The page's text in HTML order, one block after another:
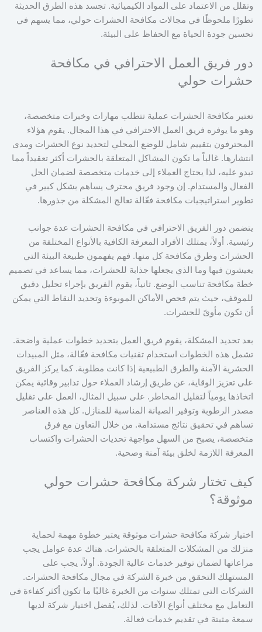
وتقلل من الاعتماد على المواد الكيميائية. تجسد هذه الطرق الحديثة
تطورًا ملحوظًا في مجالات مكافحة الحشرات حولي، مما يسهم في
تحسين جودة الحياة مع الحفاظ على البيئة.
دور فريق العمل الاحترافي في مكافحة
حشرات حولي
تعتبر مكافحة الحشرات عملية تتطلب مهارات وخبرات متخصصة،
وهو ما يوفره فريق العمل الاحترافي في هذا المجال. يقوم هؤلاء
المحترفون بتقييم شامل للوضع المحلي لتحديد نوع الحشرات ومدى
انتشارها. غالباً ما تكون المشاكل المتعلقة بالحشرات أكثر تعقيداً مما
تبدو عليه، لذا يحتاج العملاء إلى خدمات متخصصة لضمان الحل
الفعال والمستدام. إن وجود فريق محترف يساهم بشكل كبير في
تطوير استراتيجيات مكافحة فعّالة تعالج المشكلة من جذورها.
يتضمن دور الفريق الاحترافي في مكافحة الحشرات عدة جوانب
رئيسية. أولاً، يمتلك الأفراد المعرفة الكافية بالأنواع المختلفة من
الحشرات وطرق مكافحة كل منها. فهم يفهمون طبيعة البيئة التي
يعيشون فيها وما الذي يجعلها جذابة للحشرات، مما يساعد في تصميم
خطة مكافحة تناسب الوضع. ثانياً، يقوم الفريق بإجراء تحليل دقيق
للموقف، حيث يتم فحص الأماكن الموبوءة وتحديد النقاط التي يمكن
أن تكون مأوىً للحشرات.
بعد تحديد المشكلة، يقوم فريق العمل بتحديد خطوات عملية واضحة.
تشمل هذه الخطوات استخدام تقنيات مكافحة فعّالة، مثل المبيدات
الحشرية الآمنة والطرق الطبيعية إذا كانت مطلوبة. كما يركز الفريق
على تعزيز الوقاية، عن طريق إرشاد العملاء حول تدابير وقائية يمكن
اتخاذها يومياً لتقليل المخاطر. على سبيل المثال، العمل على تقليل
مصدر الرطوبة وتوفير الصيانة المناسبة للمنازل. كل هذه العناصر
تساهم في تحقيق نتائج مستدامة. من خلال التعاون مع فرق
متخصصة، يصبح من السهل مواجهة تحديات الحشرات واكتساب
المعرفة اللازمة لخلق بيئة آمنة وصحية.
كيف تختار شركة مكافحة حشرات حولي
موثوقة؟
اختيار شركة مكافحة حشرات موثوقة يعتبر خطوة مهمة لحماية
منزلك من المشكلات المتعلقة بالحشرات. هناك عدة عوامل يجب
مراعاتها لضمان توفير خدمات عالية الجودة. أولاً، يجب على
المستهلك التحقق من خبرة الشركة في مجال مكافحة الحشرات.
الشركات التي تمتلك سنوات من الخبرة غالبًا ما تكون أكثر كفاءة في
التعامل مع مختلف أنواع الآفات. لذلك، يُفضل اختيار شركة لديها
سمعة مثبتة في تقديم خدمات فعالة.